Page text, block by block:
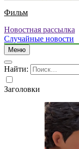
Фильм
Новостная рассылка
Случайные новости
Меню
Найти:
Заголовки